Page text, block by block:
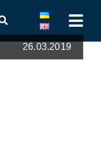
26.03.2019